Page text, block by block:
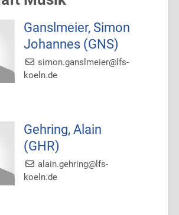
Ganslmeier, Simon
Johannes (GNS)
simon.ganslmeier@lfs-
koeln.de
Gehring, Alain
(GHR)
alain.gehring@lfs-
koeln.de